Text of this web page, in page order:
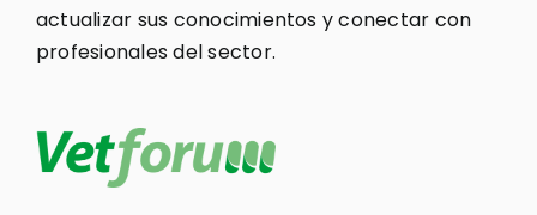
actualizar sus conocimientos y conectar con
profesionales del sector.